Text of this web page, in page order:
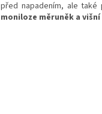
před napadením, ale také
moniloze měruněk a